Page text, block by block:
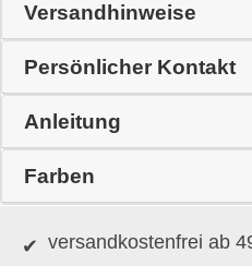
Versandhinweise
Persönlicher Kontakt
Anleitung
Farben
versandkostenfrei ab